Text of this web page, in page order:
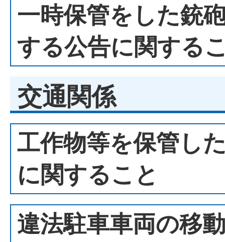
一時保管をした銃
する公告に関する
交通関係
工作物等を保管し
に関すること
違法駐車車両の移